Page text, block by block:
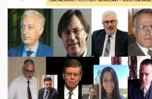
ΤΟ ΙΝΣΤΙΤΟΎΤΟ
ΔΡΑΣΤΗΡΙΌΤΗΤΕΣ